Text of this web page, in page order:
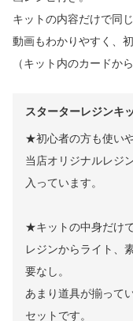
キットの内容だけで同
動画もわかりやすく、
（キット内のカードか
スターターレジンキ
★初心者の方も使い
当店オリジナルレジ
入っています。
★キットの中身だけ
レジンからライト、
要なし。
あまり道具が揃って
セットです。